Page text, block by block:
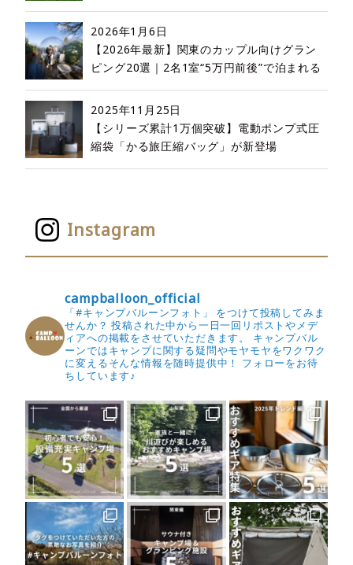
2026年1月6日
【2026年最新】関東のカップル向けグラン
ピング20選｜2名1室“5万円前後”で泊まれる
2025年11月25日
【シリーズ累計1万個突破】電動ポンプ式圧
縮袋「かる旅圧縮バッグ」が新登場
Instagram
campballoon_official
「#キャンプバルーンフォト」 をつけて投稿してみま
せんか？ 投稿された中から一日一回リポストやメデ
ィアへの掲載をさせていただきます。
キャンプバル
ーンではキャンプに関する疑問やモヤモヤをワクワク
に変えるそんな情報を随時提供中！
フォローをお待
ちしています♪